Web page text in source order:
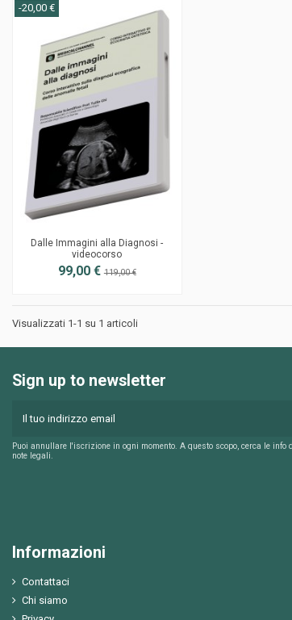
-20,00 €
Dalle Immagini alla Diagnosi -
videocorso
99,00 €119,00 €
Visualizzati 1-1 su 1 articoli
Sign up to newsletter
Puoi annullare l'iscrizione in ogni momento. A questo scopo, cerca le info
note legali.
Informazioni
Contattaci
Chi siamo